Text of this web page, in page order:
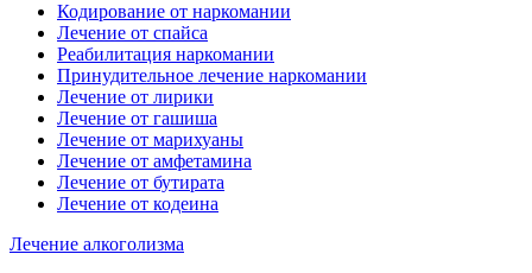
Кодирование от наркомании
Лечение от спайса
Реабилитация наркомании
Принудительное лечение наркомании
Лечение от лирики
Лечение от гашиша
Лечение от марихуаны
Лечение от амфетамина
Лечение от бутирата
Лечение от кодеина
Лечение алкоголизма